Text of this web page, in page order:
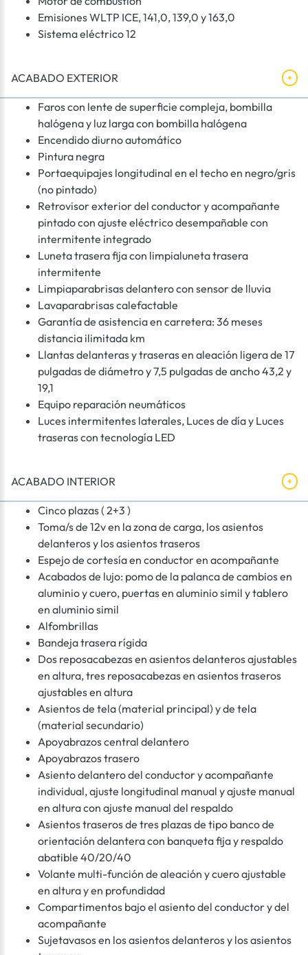
Emisiones WLTP ICE, 141,0, 139,0 y 163,0
Sistema eléctrico 12
ACABADO EXTERIOR
Faros con lente de superficie compleja, bombilla
halógena y luz larga con bombilla halógena
Encendido diurno automático
Pintura negra
Portaequipajes longitudinal en el techo en negro/gris
(no pintado)
Retrovisor exterior del conductor y acompañante
pintado con ajuste eléctrico desempañable con
intermitente integrado
Luneta trasera fija con limpialuneta trasera
intermitente
Limpiaparabrisas delantero con sensor de lluvia
Lavaparabrisas calefactable
Garantía de asistencia en carretera: 36 meses
distancia ilimitada km
Llantas delanteras y traseras en aleación ligera de 17
pulgadas de diámetro y 7,5 pulgadas de ancho 43,2 y
19,1
Equipo reparación neumáticos
Luces intermitentes laterales, Luces de día y Luces
traseras con tecnología LED
ACABADO INTERIOR
Cinco plazas ( 2+3 )
Toma/s de 12v en la zona de carga, los asientos
delanteros y los asientos traseros
Espejo de cortesía en conductor en acompañante
Acabados de lujo: pomo de la palanca de cambios en
aluminio y cuero, puertas en aluminio simil y tablero
en aluminio simil
Alfombrillas
Bandeja trasera rígida
Dos reposacabezas en asientos delanteros ajustables
en altura, tres reposacabezas en asientos traseros
ajustables en altura
Asientos de tela (material principal) y de tela
(material secundario)
Apoyabrazos central delantero
Apoyabrazos trasero
Asiento delantero del conductor y acompañante
individual, ajuste longitudinal manual y ajuste manual
en altura con ajuste manual del respaldo
Asientos traseros de tres plazas de tipo banco de
orientación delantera con banqueta fija y respaldo
abatible 40/20/40
Volante multi-función de aleación y cuero ajustable
en altura y en profundidad
Compartimentos bajo el asiento del conductor y del
acompañante
Sujetavasos en los asientos delanteros y los asientos